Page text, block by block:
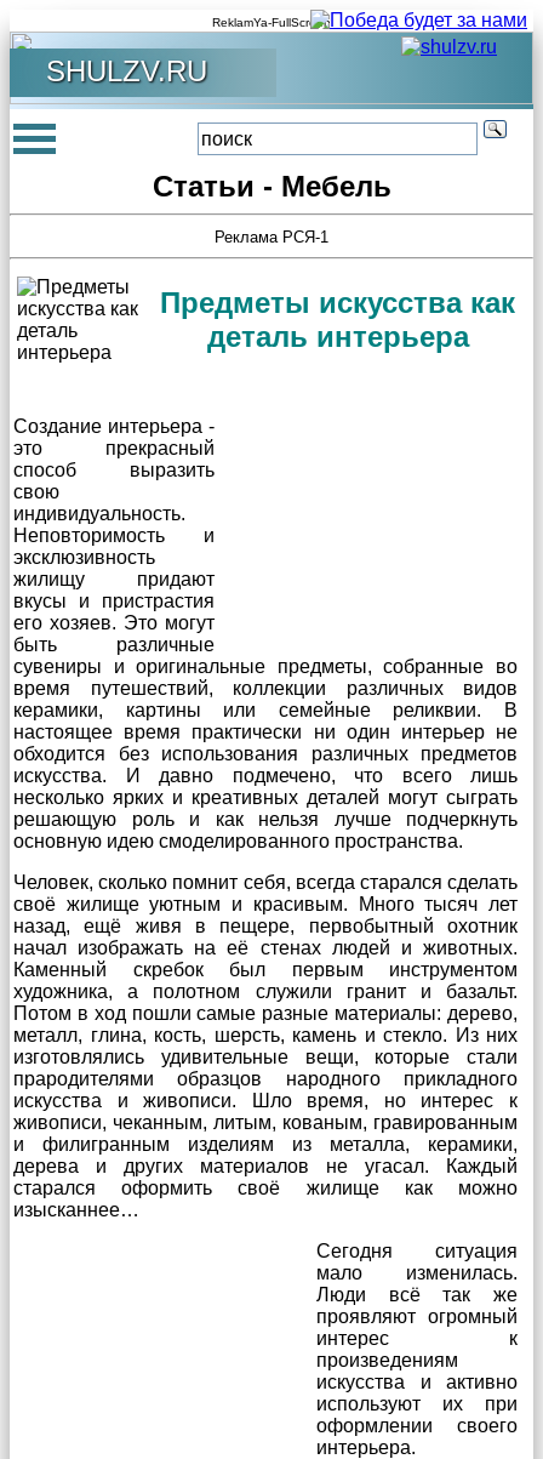
ReklamYa-FullScreen
SHULZV.RU
Статьи - Мебель
Реклама РСЯ-1
Предметы искусства как
деталь интерьера
Создание интерьера -
это прекрасный
способ выразить
свою
индивидуальность.
Неповторимость и
эксклюзивность
жилищу придают
вкусы и пристрастия
его хозяев. Это могут
быть различные
сувениры и оригинальные предметы, собранные во
время путешествий, коллекции различных видов
керамики, картины или семейные реликвии. В
настоящее время практически ни один интерьер не
обходится без использования различных предметов
искусства. И давно подмечено, что всего лишь
несколько ярких и креативных деталей могут сыграть
решающую роль и как нельзя лучше подчеркнуть
основную идею смоделированного пространства.
Человек, сколько помнит себя, всегда старался сделать
своё жилище уютным и красивым. Много тысяч лет
назад, ещё живя в пещере, первобытный охотник
начал изображать на её стенах людей и животных.
Каменный скребок был первым инструментом
художника, а полотном служили гранит и базальт.
Потом в ход пошли самые разные материалы: дерево,
металл, глина, кость, шерсть, камень и стекло. Из них
изготовлялись удивительные вещи, которые стали
прародителями образцов народного прикладного
искусства и живописи. Шло время, но интерес к
живописи, чеканным, литым, кованым, гравированным
и филигранным изделиям из металла, керамики,
дерева и других материалов не угасал. Каждый
старался оформить своё жилище как можно
изысканнее…
Сегодня ситуация
мало изменилась.
Люди всё так же
проявляют огромный
интерес к
произведениям
искусства и активно
используют их при
оформлении своего
интерьера.